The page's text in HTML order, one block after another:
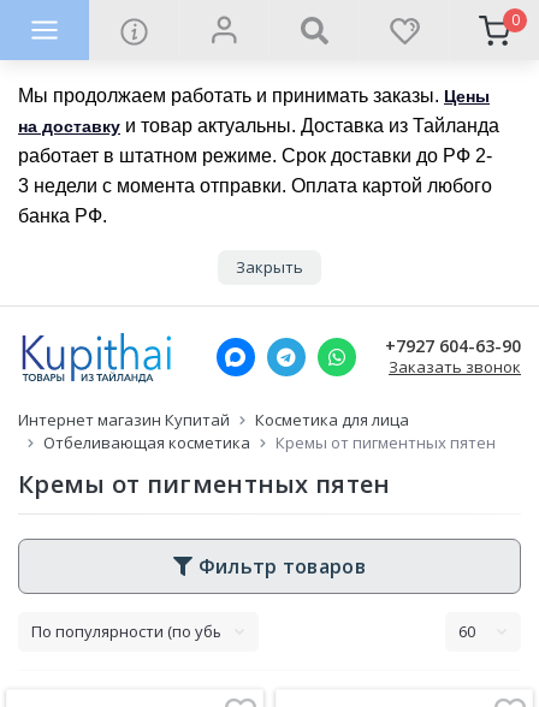
Мы продолжаем работать и принимать заказы. Цены
на доставку и товар актуальны. Доставка из Тайланда
работает в штатном режиме. Срок доставки до РФ 2-
3 недели с момента отправки. Оплата картой любого
банка РФ.
Закрыть
0
+7927 604-63-90
Заказать звонок
Интернет магазин Купитай
Косметика для лица
Отбеливающая косметика
Кремы от пигментных пятен
Кремы от пигментных пятен
Фильтр товаров